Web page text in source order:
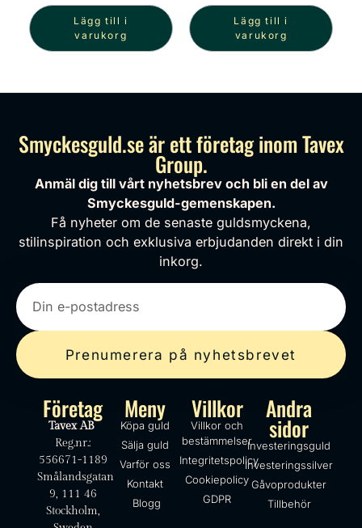
Lägg till i
varukorg
Lägg till i
varukorg
Smyckesguld.se är ett företag inom Tavex
Group.
Anmäl dig till vårt nyhetsbrev och bli en del av
Smyckesguld-gemenskapen.
Få nyheter om de senaste guldsmyckena,
stilinspiration och exklusiva erbjudanden direkt i din
inkorg.
Prenumerera på nyhetsbrevet
Företag
Tavex AB
Reg.nr.:
556671-1189
Smålandsgatan
9, 111 46
Stockholm,
Meny
Köpa guld
Sälja guld
Varför oss
Kontakt
Blogg
Villkor
Villkor och
bestämmelser
Integritetspolicy
Cookiepolicy
GDPR
Andra
sidor
Investeringsguld
Investeringssilver
Gåvoprodukter
Tillbehör